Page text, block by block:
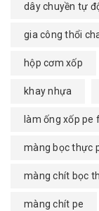
dây chuyền tự
gia công thổi
hộp cơm xốp
khay nhựa
làm ống xốp pe
màng bọc thực
màng chít bọc
màng chít pe